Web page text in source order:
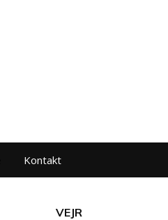
Kontakt
VEJR